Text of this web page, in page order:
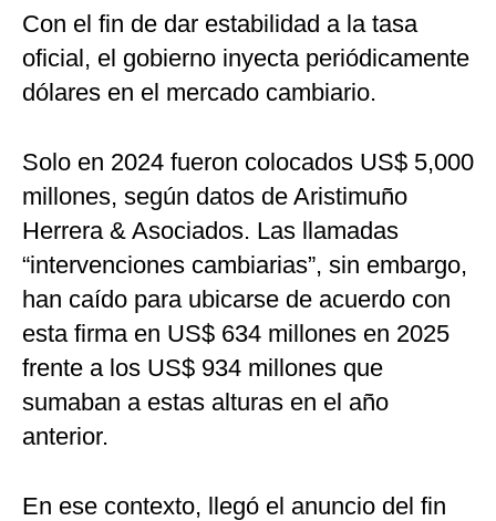
Con el fin de dar estabilidad a la tasa
oficial, el gobierno inyecta periódicamente
dólares en el mercado cambiario.
Solo en 2024 fueron colocados US$ 5,000
millones, según datos de Aristimuño
Herrera & Asociados. Las llamadas
“intervenciones cambiarias”, sin embargo,
han caído para ubicarse de acuerdo con
esta firma en US$ 634 millones en 2025
frente a los US$ 934 millones que
sumaban a estas alturas en el año
anterior.
En ese contexto, llegó el anuncio del fin